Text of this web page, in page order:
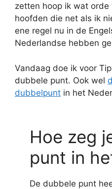
zetten hoop ik wat orde
hoofden die net als ik
ene regel nu in de
Nederlandse hebben
Vandaag doe ik voor
dubbele punt. Ook wel
dubbelpunt in het
Hoe zeg
punt in
De dubbele punt